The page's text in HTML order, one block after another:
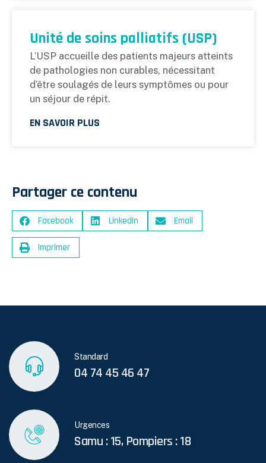
Unité de soins palliatifs (USP)
L’USP accueille des patients majeurs atteints
de pathologies non curables, nécessitant
d’être soulagés de leurs symptômes ou pour
un séjour de répit.
EN SAVOIR PLUS
Partager ce contenu
Facebook LinkedIn Email
Imprimer
Standard
04 74 45 46 47
Urgences
Samu : 15, Pompiers : 18